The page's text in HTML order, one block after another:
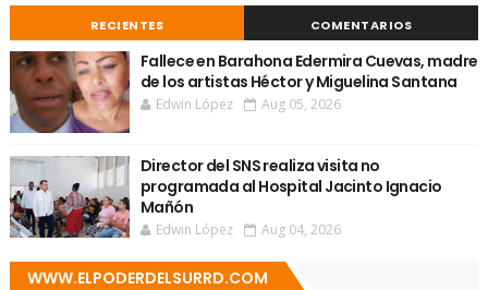
RECIENTES COMENTARIOS
Fallece en Barahona Edermira Cuevas, madre
de los artistas Héctor y Miguelina Santana
Edwin López Aug 05, 2026
Director del SNS realiza visita no
programada al Hospital Jacinto Ignacio
Mañón
Edwin López Aug 04, 2026
WWW.ELPODERDELSURRD.COM